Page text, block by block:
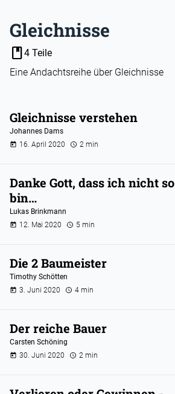
Gleichnisse
book4 Teile
Eine Andachtsreihe über Gleichnisse
Gleichnisse verstehen
Johannes Dams
16. April 2020
2 min
Danke Gott, dass ich nicht so
bin…
Lukas Brinkmann
12. Mai 2020
5 min
Die 2 Baumeister
Timothy Schötten
3. Juni 2020
4 min
Der reiche Bauer
Carsten Schöning
30. Juni 2020
2 min